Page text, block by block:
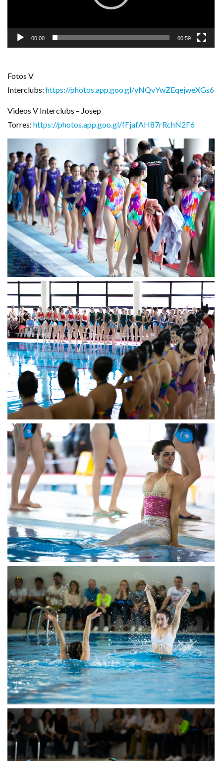
00:00 00:59
Fotos V
Interclubs: https://photos.app.goo.gl/yNQvYwZEqejweXGs6
Videos V Interclubs – Josep
Torres: https://photos.app.goo.gl/fFjafAH87rRchN2F6